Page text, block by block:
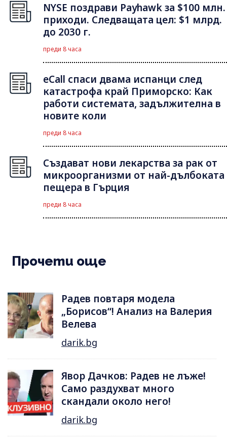
NYSE поздрави Payhawk за $100 млн.
приходи. Следващата цел: $1 млрд.
до 2030 г.
преди 8 часа
eCall спаси двама испанци след
катастрофа край Приморско: Как
работи системата, задължителна в
новите коли
преди 8 часа
Създават нови лекарства за рак от
микроорганизми от най-дълбоката
пещера в Гърция
преди 8 часа
Прочети още
Радев повтаря модела
„Борисов“! Анализ на Валерия
Велева
darik.bg
Явор Дачков: Радев не лъже!
Само раздухват много
скандали около него!
darik.bg